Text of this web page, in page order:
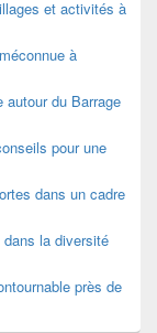
et activités à
à
autour du Barrage
pour une
dans un cadre
la diversité
près de